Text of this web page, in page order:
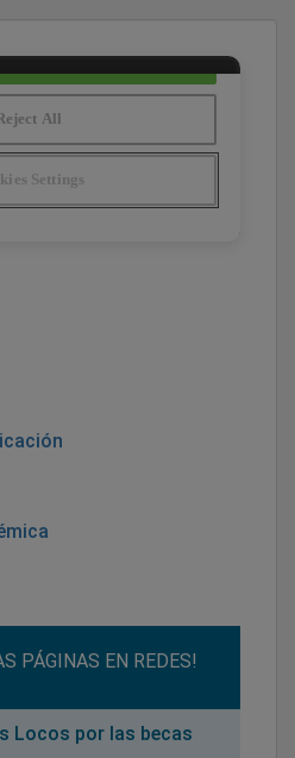
PÁGINAS EN REDES!
Locos por las becas